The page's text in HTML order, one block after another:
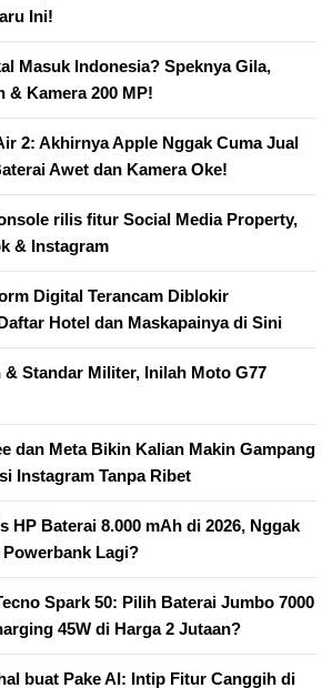
Ini!
Masuk Indonesia? Speknya Gila,
& Kamera 200 MP!
2: Akhirnya Apple Nggak Cuma Jual
Awet dan Kamera Oke!
rilis fitur Social Media Property,
& Instagram
Digital Terancam Diblokir
Hotel dan Maskapainya di Sini
& Standar Militer, Inilah Moto G77
dan Meta Bikin Kalian Makin Gampang
Instagram Tanpa Ribet
HP Baterai 8.000 mAh di 2026, Nggak
Lagi?
Spark 50: Pilih Baterai Jumbo 7000
45W di Harga 2 Jutaan?
buat Pake AI: Intip Fitur Canggih di